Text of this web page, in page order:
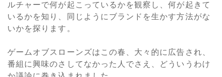
ルチャーで何が起こっているかを観察し、何が起きて
いるかを知り、同じようにブランドを生かす方法がな
いかを探ります。
ゲームオブスローンズはこの春、大々的に広告され、
番組に興味のさしてなかった人でさえ、どういうわけ